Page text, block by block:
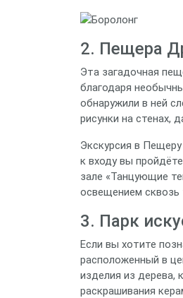
2. Пещера
Эта загадочная
благодаря
обнаружили в ней
рисунки на стенах,
Экскурсия в
к входу вы
зале «Танцующие
освещением
3. Парк
Если вы хотите
расположенный в
изделия из дерева,
раскрашивания